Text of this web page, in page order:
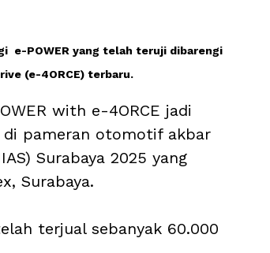
e-POWER yang telah teruji dibarengi
(e-4ORCE) terbaru.
with e-4ORCE jadi
di pameran otomotif akbar
Surabaya 2025 yang
Surabaya.
terjual sebanyak 60.000